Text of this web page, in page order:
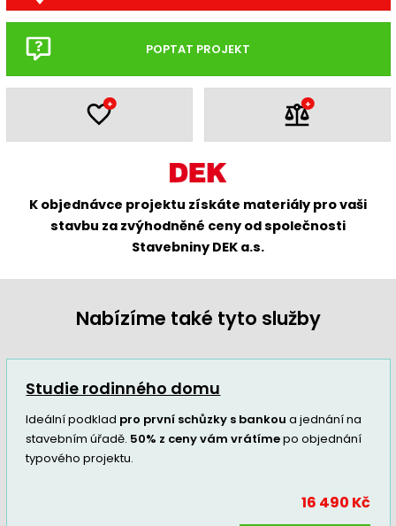
POPTAT PROJEKT
+ +
K objednávce projektu získáte materiály pro vaši
stavbu za zvýhodněné ceny od společnosti
Stavebniny DEK a.s.
Nabízíme také tyto služby
Studie rodinného domu
Ideální podklad pro první schůzky s bankou a jednání na
stavebním úřadě. 50% z ceny vám vrátímepo objednání
typového projektu.
16 490 Kč